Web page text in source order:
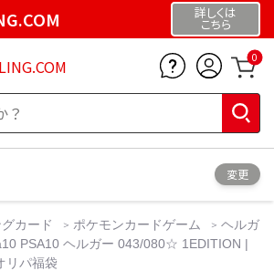
詳しくは
こちら
0
変更
カード ポケモンカードゲーム
ヘルガ
PSA10 ヘルガー 043/080☆ 1EDITION |
リパ福袋